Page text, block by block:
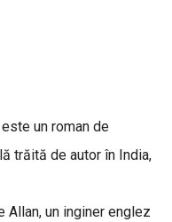
un roman de
trăită de autor în India,
Allan, un inginer englez